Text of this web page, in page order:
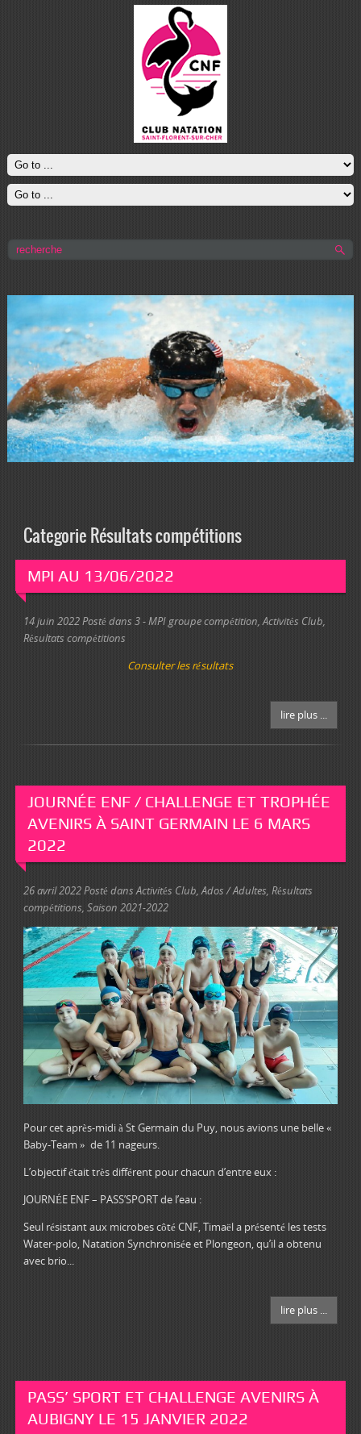
Categorie Résultats compétitions
MPI AU 13/06/2022
14 juin 2022Posté dans 3 - MPI groupe compétition,Activités Club,
Résultats compétitions
Consulter les résultats
lire plus ...
JOURNÉE ENF / CHALLENGE ET TROPHÉE
AVENIRS À SAINT GERMAIN LE 6 MARS
2022
26 avril 2022Posté dansActivités Club,Ados / Adultes, Résultats
compétitions, Saison 2021-2022
Pour cet après-midi à St Germain du Puy, nous avions une belle «
Baby-Team » de 11 nageurs.
L’objectif était très différent pour chacun d’entre eux :
JOURNÉE ENF – PASS’SPORT de l’eau :
Seul résistant aux microbes côté CNF, Timaël a présenté les tests
Water-polo, Natation Synchronisée et Plongeon, qu’il a obtenu
avec brio...
lire plus ...
PASS’ SPORT ET CHALLENGE AVENIRS À
AUBIGNY LE 15 JANVIER 2022